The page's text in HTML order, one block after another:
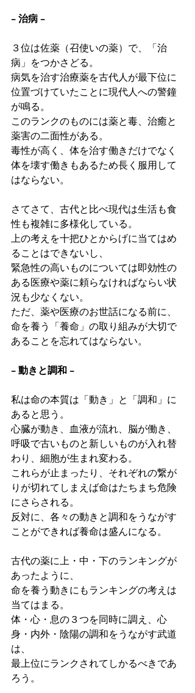
− 治病 −
３位は佐薬（召使いの薬）で、「治
病」をつかさどる。
病気を治す治療薬を古代人が最下位に
位置づけていたことに現代人への警鐘
が鳴る。
このランクのものには薬と毒、治癒と
薬害の二面性がある。
毒性が高く、体を治す働きだけでなく
体を壊す働きもあるため長く服用して
はならない。
さてさて、古代と比べ現代は生活も食
性も複雑に多様化している。
上の考えを十把ひとからげに当てはめ
ることはできないし、
緊急性の高いものについては即効性の
ある医療や薬に頼らなければならい状
況も少なくない。
ただ、薬や医療のお世話になる前に、
命を養う「養命」の取り組みが大切で
あることを忘れてはならない。
− 動きと調和 −
私は命の本質は「動き」と「調和」に
あると思う。
心臓が動き、血液が流れ、脳が働き、
呼吸で古いものと新しいものが入れ替
わり、細胞が生まれ変わる。
これらが止まったり、それぞれの繋が
りが切れてしまえば命はたちまち危険
にさらされる。
反対に、各々の動きと調和をうながす
ことができれば養命は盛んになる。
古代の薬に上・中・下のランキングが
あったように、
命を養う動きにもランキングの考えは
当てはまる。
体・心・息の３つを同時に調え、心
身・内外・陰陽の調和をうながす武道
は、
最上位にランクされてしかるべきであ
ろう。